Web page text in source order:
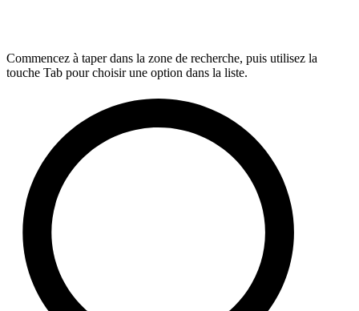
Commencez à taper dans la zone de recherche, puis utilisez la
touche Tab pour choisir une option dans la liste.